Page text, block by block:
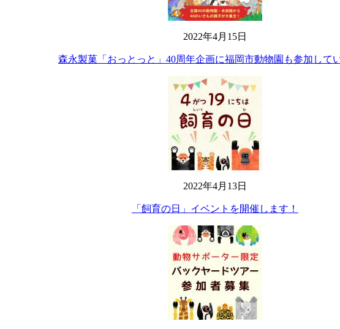
2022年4月15日
森永製菓「おっとっと」40周年企画に福岡市動物園も参加して
2022年4月13日
「飼育の日」イベントを開催します！